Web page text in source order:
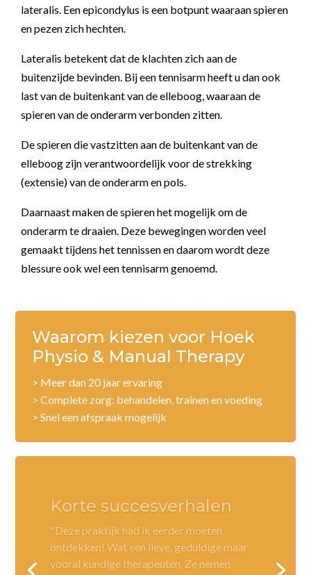
lateralis. Een epicondylus is een botpunt waaraan spieren
en pezen zich hechten.
Lateralis betekent dat de klachten zich aan de
buitenzijde bevinden. Bij een tennisarm heeft u dan ook
last van de buitenkant van de elleboog, waaraan de
spieren van de onderarm verbonden zitten.
De spieren die vastzitten aan de buitenkant van de
elleboog zijn verantwoordelijk voor de strekking
(extensie) van de onderarm en pols.
Daarnaast maken de spieren het mogelijk om de
onderarm te draaien. Deze bewegingen worden veel
gemaakt tijdens het tennissen en daarom wordt deze
blessure ook wel een tennisarm genoemd.
Waarom kiezen voor Hoek
Physio & Manual Therapy
> Meer dan 20 jaar ervaring
> Complete zorg: behandelen, trainen en voeding
> Snel een afspraak mogelijk
Korte succesverhalen
ontdekken! Wat een lieve, geduldige maar
vooral kundige therapeuten. Ze nemen
rustig de tijd voor je, geen haastig gedoen